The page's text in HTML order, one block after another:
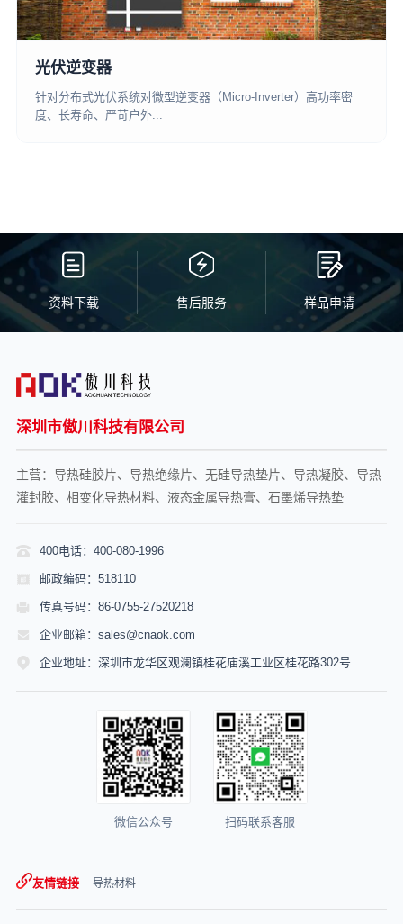
光伏逆变器
针对分布式光伏系统对微型逆变器（Micro-Inverter）高功率密
度、长寿命、严苛户外...
资料下载 售后服务 样品申请
友情链接 导热材料
深圳市傲川科技有限公司
主营：导热硅胶片、导热绝缘片、无硅导热垫片、导热凝胶、导热
灌封胶、相变化导热材料、液态金属导热膏、石墨烯导热垫
400电话：400-080-1996
邮政编码：518110
传真号码：86-0755-27520218
企业邮箱：sales@cnaok.com
企业地址：深圳市龙华区观澜镇桂花庙溪工业区桂花路302号
微信公众号 扫码联系客服